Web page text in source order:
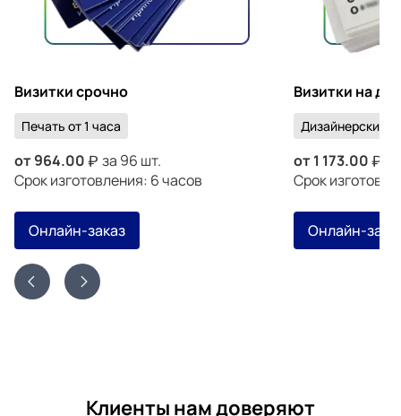
Визитки срочно
Печать от 1 часа
от964.00
за 96 шт.
Срок изготовления: 6 часов
Онлайн-заказ
Визитки на
Дизайнерский
от 1 173.00
Срок
Онлайн-
Клиенты нам доверяют